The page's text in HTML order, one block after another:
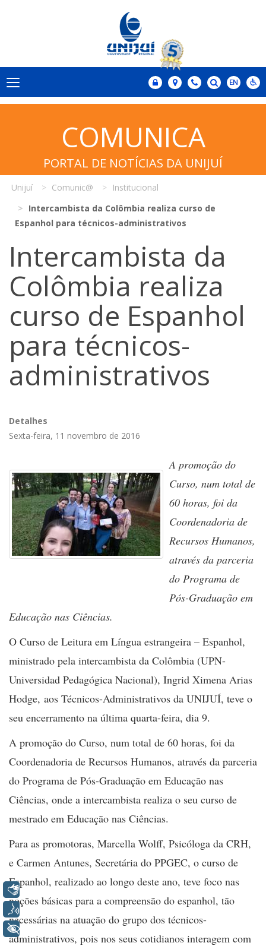
COMUNICA
PORTAL DE NOTÍCIAS DA UNIJUÍ
Unijuí Comunic@
Institucional
Intercambista da Colômbia realiza curso de
Espanhol para técnicos-administrativos
Intercambista da
Colômbia realiza
curso de Espanhol
para técnicos-
administrativos
Detalhes
Sexta-feira, 11 novembro de 2016
A promoção do
Curso, num total de
60 horas, foi da
Coordenadoria de
Recursos Humanos,
através da parceria
do Programa de
Pós-Graduação em
Educação nas Ciências.
O Curso de Leitura em Língua estrangeira – Espanhol,
ministrado pela intercambista da Colômbia (UPN-
Universidad Pedagógica Nacional), Ingrid Ximena Arias
Hodge, aos Técnicos-Administrativos da UNIJUÍ, teve o
seu encerramento na última quarta-feira, dia 9.
A promoção do Curso, num total de 60 horas, foi da
Coordenadoria de Recursos Humanos, através da parceria
do Programa de Pós-Graduação em Educação nas
Ciências, onde a intercambista realiza o seu curso de
mestrado em Educação nas Ciências.
Para as promotoras, Marcella Wolff, Psicóloga da CRH,
e Carmen Antunes, Secretária do PPGEC, o curso de
Espanhol, realizado ao longo deste ano, teve foco nas
noções básicas para a compreensão do espanhol, tão
necessárias na atuação do grupo dos técnicos-
administrativos, pois nos seus cotidianos interagem com
Libras
Voz
+ Acessibilidade